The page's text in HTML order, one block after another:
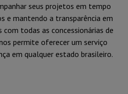
seus projetos em tempo
e mantendo a transparência em
com todas as concessionárias de
permite oferecer um serviço
em qualquer estado brasileiro.